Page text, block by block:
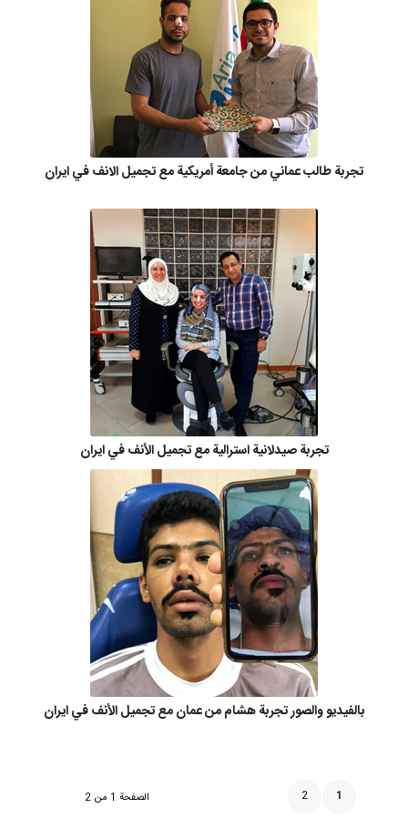
تجربة طالب عماني من جامعة أمريكية مع تجميل الانف في ايران
تجربة صيدلانية استرالية مع تجميل الأنف في ايران
بالفيديو والصور تجربة هشام من عمان مع تجميل الأنف في ايران
الصفحة 1 من 2 1
2